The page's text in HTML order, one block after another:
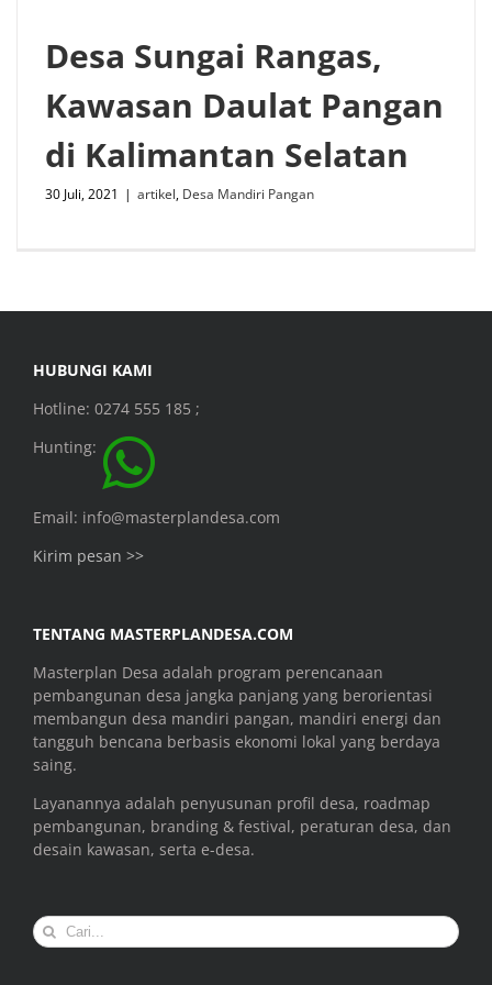
Desa Sungai Rangas,
Kawasan Daulat Pangan
di Kalimantan Selatan
30 Juli, 2021 | artikel, Desa Mandiri Pangan
HUBUNGI KAMI
Hotline: 0274 555 185 ;
Hunting:
Email: info@masterplandesa.com
Kirim pesan >>
TENTANG MASTERPLANDESA.COM
Masterplan Desa adalah program perencanaan
pembangunan desa jangka panjang yang berorientasi
membangun desa mandiri pangan, mandiri energi dan
tangguh bencana berbasis ekonomi lokal yang berdaya
saing.
Layanannya adalah penyusunan profil desa, roadmap
pembangunan, branding & festival, peraturan desa, dan
desain kawasan, serta e-desa.
Search
for: